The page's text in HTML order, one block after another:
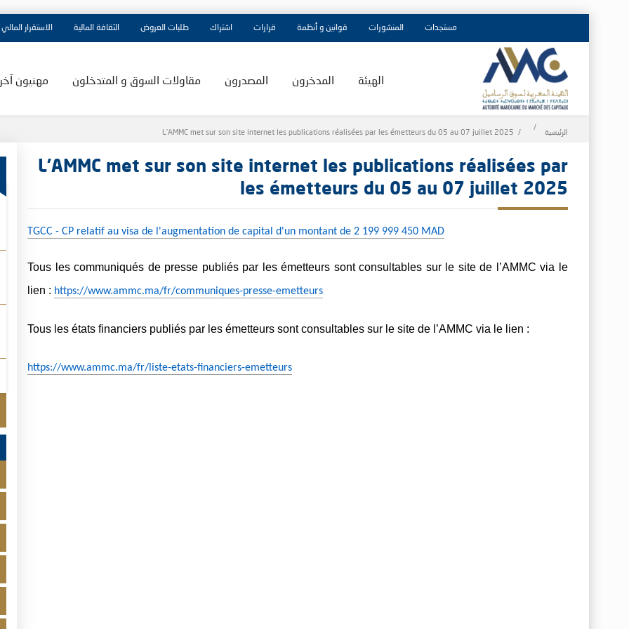
مستجدات المنشورات قوانين و أنظمة قرارات اشتراك طلبات العروض الثقافة المالية الاستقرار المالي
الهيئة المدخرون المصدرون مقاولات السوق و المتدخلون مهنيون
Breadcrumb
الرئيسية L’AMMC met sur son site internet les publications réalisées par les émetteurs du 05 au 07 juillet 2025
L’AMMC met sur son site internet les publications réalisées par
les émetteurs du 05 au 07 juillet 2025
TGCC - CP relatif au visa de l'augmentation de capital d'un montant de 2 199 999 450 MAD
Tous les communiqués de presse publiés par les émetteurs sont consultables sur le site de l’AMMC via le
lien : https://www.ammc.ma/fr/communiques-presse-emetteurs
Tous les états financiers publiés par les émetteurs sont consultables sur le site de l’AMMC via le lien :
https://www.ammc.ma/fr/liste-etats-financiers-emetteurs